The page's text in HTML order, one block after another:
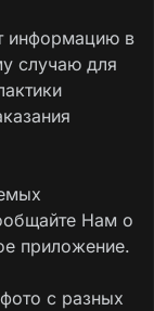
информацию в
случаю для
Нам о
приложение.
с разных